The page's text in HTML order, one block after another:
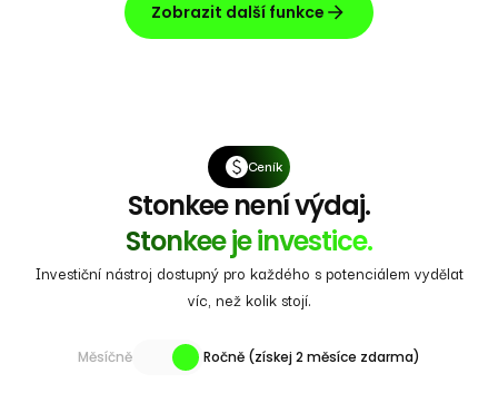
Zobrazit další funkce
Ceník
Stonkee není výdaj.
Stonkee je investice.
Investiční nástroj dostupný pro každého s potenciálem vydělat
víc, než kolik stojí.
Měsíčně Ročně (získej 2 měsíce zdarma)